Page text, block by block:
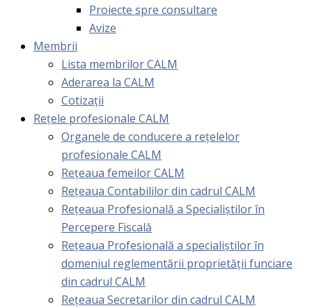
Proiecte spre consultare
Avize
Membrii
Lista membrilor CALM
Aderarea la CALM
Cotizaţii
Rețele profesionale CALM
Organele de conducere a rețelelor
profesionale CALM
Rețeaua femeilor CALM
Rețeaua Contabililor din cadrul CALM
Rețeaua Profesională a Specialiștilor în
Percepere Fiscală
Reţeaua Profesională a specialiştilor în
domeniul reglementării proprietăţii funciare
din cadrul CALM
Rețeaua Secretarilor din cadrul CALM